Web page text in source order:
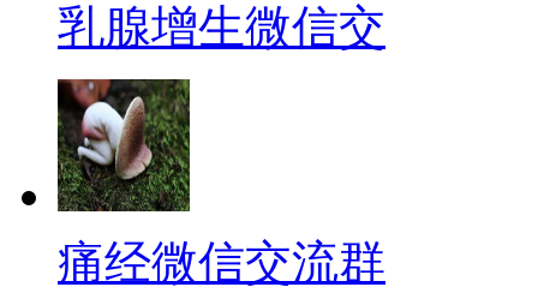
乳腺增生微信交
痛经微信交流群